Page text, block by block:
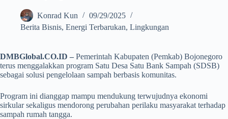
Konrad Kun
09/29/2025
Berita Bisnis, Energi Terbarukan, Lingkungan
DMBGlobal.CO.ID – Pemerintah Kabupaten (Pemkab) Bojonegoro
terus menggalakkan program Satu Desa Satu Bank Sampah (SDSB)
sebagai solusi pengelolaan sampah berbasis komunitas.
Program ini dianggap mampu mendukung terwujudnya ekonomi
sirkular sekaligus mendorong perubahan perilaku masyarakat terhadap
sampah rumah tangga.